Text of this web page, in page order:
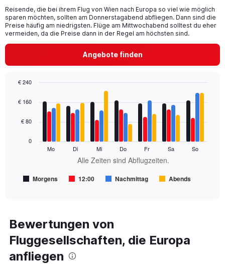
The
chart
has
values.
300.
Reisende, die bei ihrem Flug von Wien nach Europa so viel wie möglich
sparen möchten, sollten am Donnerstagabend abfliegen. Dann sind die
Preise häufig am niedrigsten. Flüge am Mittwochabend solltest du eher
vermeiden, da die Preise dann in der Regel am höchsten sind.
Angebote finden
chart
data
Alle
Zeiten
sind
Abflugzeiten..
Range:
graphic.
Alle Zeiten sind Abflugzeiten.
Morgens 12:00 Nachmittag Abends
Mo Di Mi Do Fr Sa So
0
€ 80
€ 160
€ 240
End
Bewertungen von
Fluggesellschaften, die Europa
anfliegen